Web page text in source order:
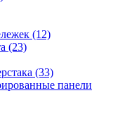
(12)
(23)
(33)
панели